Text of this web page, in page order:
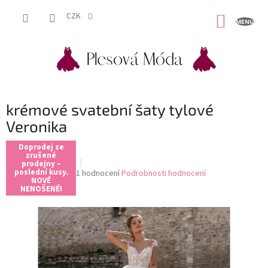
CZK
krémové svatební šaty tylové
Veronika
Doprodej ze
zrušené
prodejny –
poslední kusy.
NOVÉ
NENOŠENÉ!
Průměrné
je
5,0
z
5
hvězdiček.
1 hodnoceníPodrobnosti hodnocení